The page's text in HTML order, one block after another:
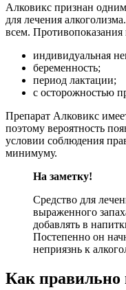
Алковикс признан
для лечения
всем.
индивидуальная
беременность;
период лактации;
с осторожностью
Препарат Алковикс
поэтому вероятность
условии соблюдения
минимуму.
На заметку!
Средство для
выраженного
добавлять в
Постепенно он
неприязнь к
Как правильно